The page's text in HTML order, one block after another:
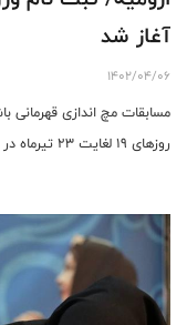
آغاز شد
1402/04/06
مسابقات مچ اندازی قهرمانی
روزهای 19 لغایت 23 تیرماه در ارومیه برگزار می شود.